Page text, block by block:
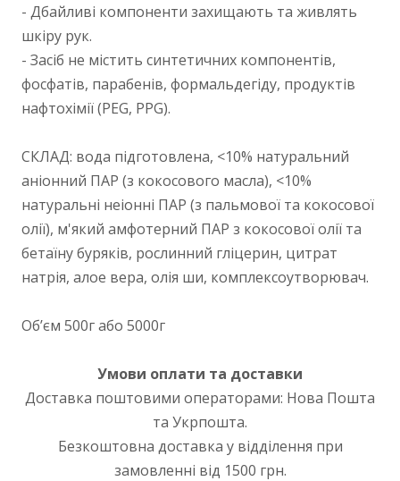
- Дбайливі компоненти захищають та живлять
шкіру рук.
- Засіб не містить синтетичних компонентів,
фосфатів, парабенів, формальдегіду, продуктів
нафтохімії (PEG, PPG).
СКЛАД: вода підготовлена, <10% натуральний
аніонний ПАР (з кокосового масла), <10%
натуральні неіонні ПАР (з пальмової та кокосової
олії), м'який амфотерний ПАР з кокосової олії та
бетаїну буряків, рослинний гліцерин, цитрат
натрія, алое вера, олія ши, комплексоутворювач.
Обʼєм 500г або 5000г
Умови оплати та доставки
Доставка поштовими операторами: Нова Пошта
та Укрпошта.
Безкоштовна доставка у відділення при
замовленні від 1500 грн.